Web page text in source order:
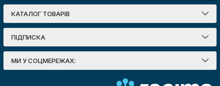
КАТАЛОГ ТОВАРІВ
ПІДПИСКА
МИ У СОЦМЕРЕЖАХ: